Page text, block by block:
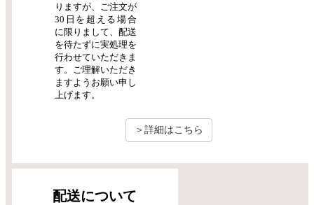
りますが、ご注文が
30日を超える場合
に限りまして、配送
を待たずに実処理を
行わせていただきま
す。ご理解いただき
ますようお願い申し
上げます。
＞詳細はこちら
配送について